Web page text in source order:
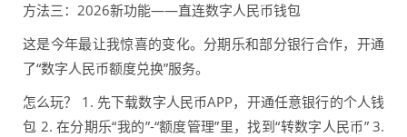
方法三：2026新功能——直连数字人民币钱包
这是今年最让我惊喜的变化。分期乐和部分银行合作，开通
了“数字人民币额度兑换”服务。
怎么玩？ 1. 先下载数字人民币APP，开通任意银行的个人钱
包 2. 在分期乐“我的”-“额度管理”里，找到“转数字人民币” 3.